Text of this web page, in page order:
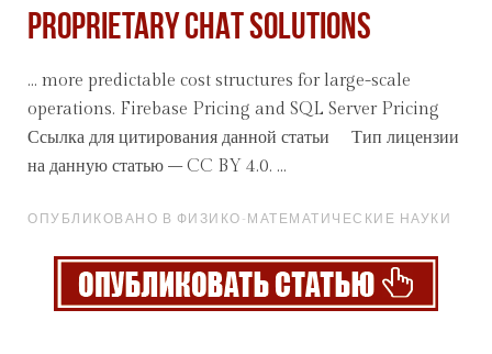
PROPRIETARY CHAT SOLUTIONS
... more predictable cost structures for large-scale
operations. Firebase Pricing and SQL Server Pricing
Ссылка для цитирования данной статьи Тип лицензии
на данную статью – CC BY 4.0. ...
ОПУБЛИКОВАНО В ФИЗИКО-МАТЕМАТИЧЕСКИЕ НАУКИ